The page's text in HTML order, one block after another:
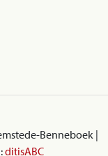
Benneboek |
ditisABC